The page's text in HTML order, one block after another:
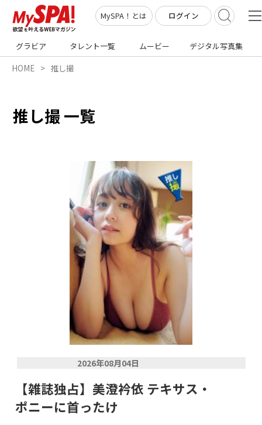
MySPA！とは ログイン
グラビア タレント一覧 ムービー デジタル写真集
HOME 推し撮
推し撮 一覧
2026年08月04日
【雑誌独占】美澄衿依 テキサス・
ポニーに首ったけ